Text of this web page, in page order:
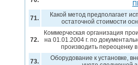
71.
Какой метод предполагает
остаточной стоимости
72.
Коммерческая организация
на 01.01.2004 г. по
производить переоценку
73.
Оборудование к установке,